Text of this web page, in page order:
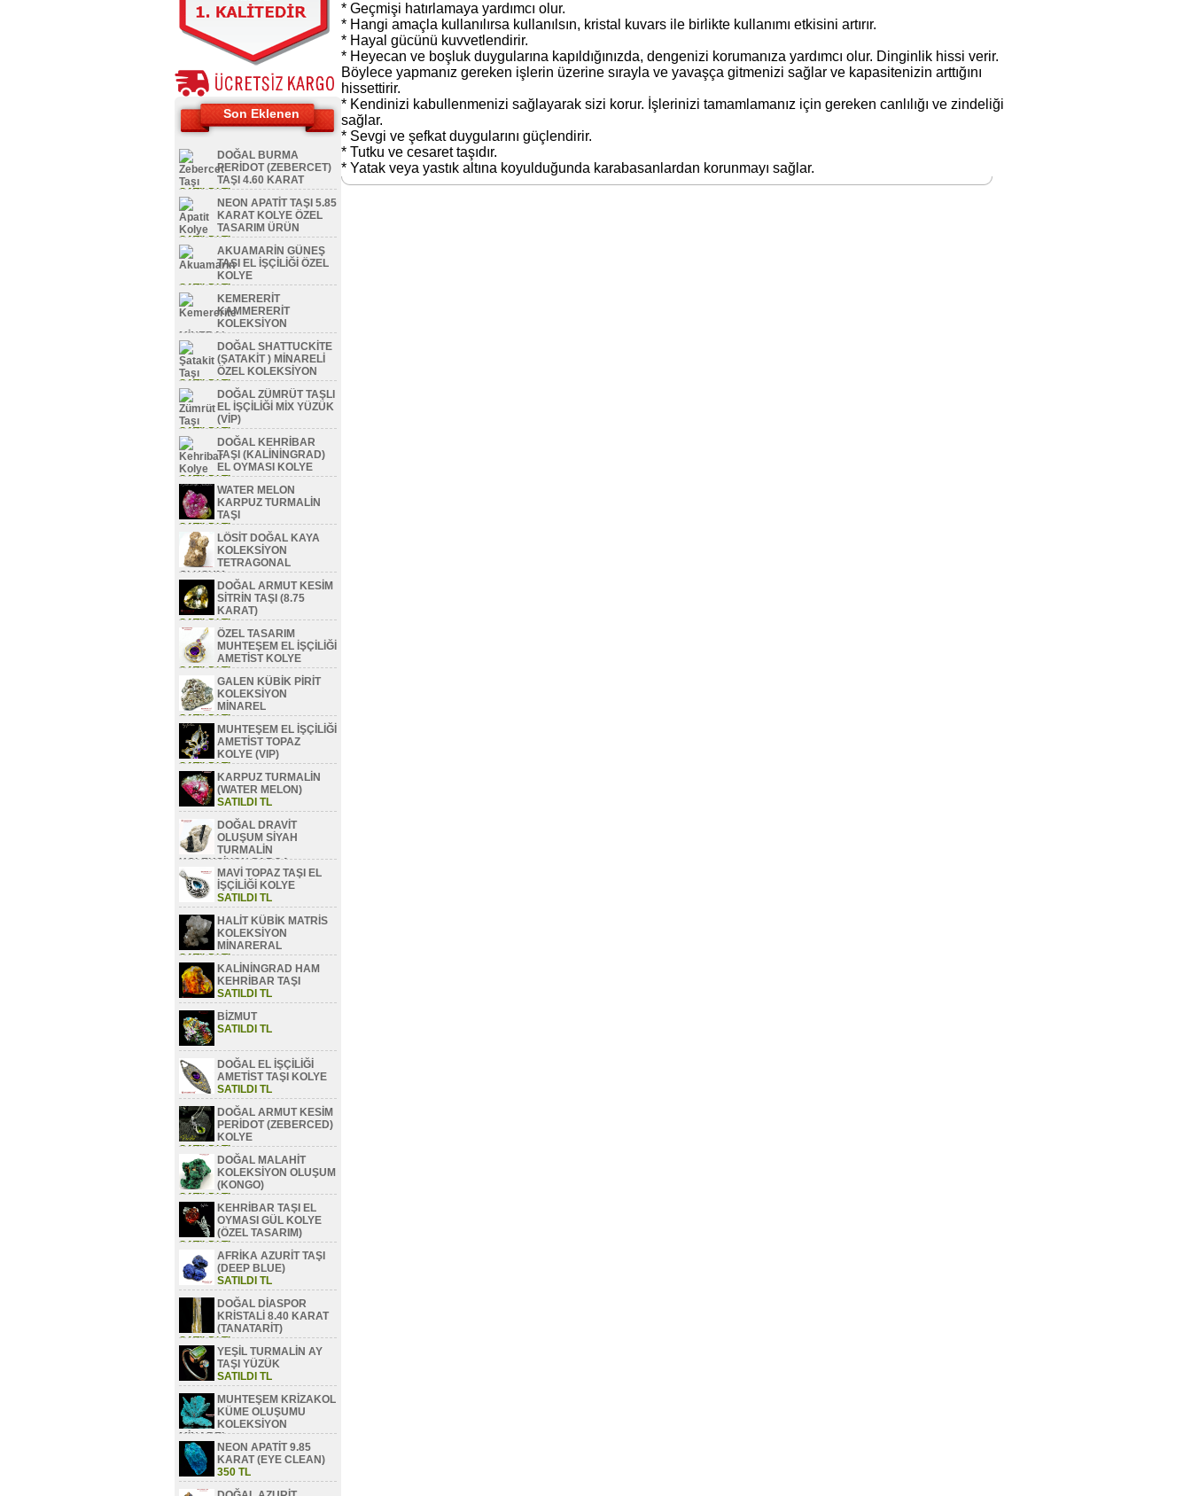
Son Eklenen
DOĞAL BURMA
PERİDOT (ZEBERCET)
TAŞI 4.60 KARAT
SATILDI TL
NEON APATİT TAŞI 5.85
KARAT KOLYE ÖZEL
TASARIM ÜRÜN
SATILDI TL
AKUAMARİN GÜNEŞ
TAŞI EL İŞÇİLİĞİ ÖZEL
KOLYE
SATILDI TL
KEMERERİT
KAMMERERİT
KOLEKSİYON
MİNERAL
SATILDI TLDOĞAL SHATTUCKİTE
(ŞATAKİT ) MİNARELİ
ÖZEL KOLEKSİYON
SATILDI TL
DOĞAL ZÜMRÜT TAŞLI
EL İŞÇİLİĞİ MİX YÜZÜK
(VİP)
SATILDI TL
DOĞAL KEHRİBAR
TAŞI (KALİNİNGRAD)
EL OYMASI KOLYE
SATILDI TL
WATER MELON
KARPUZ TURMALİN
TAŞI
SATILDI TL
LÖSİT DOĞAL KAYA
KOLEKSİYON
TETRAGONAL
OLUŞUM
SATILDI TLDOĞAL ARMUT KESİM
SİTRİN TAŞI (8.75
KARAT)
SATILDI TL
ÖZEL TASARIM
MUHTEŞEM EL İŞÇİLİĞİ
AMETİST KOLYE
SATILDI TL
GALEN KÜBİK PİRİT
KOLEKSİYON
MİNAREL
SATILDI TL
MUHTEŞEM EL İŞÇİLİĞİ
AMETİST TOPAZ
KOLYE (VIP)
SATILDI TL
KARPUZ TURMALİN
(WATER MELON)
SATILDI TL
DOĞAL DRAVİT
OLUŞUM SİYAH
TURMALİN
KOLEKSİYON PARÇA
SATILDI TLMAVİ TOPAZ TAŞI EL
İŞÇİLİĞİ KOLYE
SATILDI TL
HALİT KÜBİK MATRİS
KOLEKSİYON
MİNARERAL
SATILDI TL
KALİNİNGRAD HAM
KEHRİBAR TAŞI
SATILDI TL
BİZMUT
SATILDI TL
DOĞAL EL İŞÇİLİĞİ
AMETİST TAŞI KOLYE
SATILDI TL
DOĞAL ARMUT KESİM
PERİDOT (ZEBERCED)
KOLYE
SATILDI TL
DOĞAL MALAHİT
KOLEKSİYON OLUŞUM
(KONGO)
SATILDI TL
KEHRİBAR TAŞI EL
OYMASI GÜL KOLYE
(ÖZEL TASARIM)
SATILDI TL
AFRİKA AZURİT TAŞI
(DEEP BLUE)
SATILDI TL
DOĞAL DİASPOR
KRİSTALİ 8.40 KARAT
(TANATARİT)
SATILDI TL
YEŞİL TURMALİN AY
TAŞI YÜZÜK
SATILDI TL
MUHTEŞEM KRİZAKOL
KÜME OLUŞUMU
KOLEKSİYON
MİNAREL
SATILDI TLNEON APATİT 9.85
KARAT (EYE CLEAN)
350 TL
* Geçmişi hatırlamaya yardımcı olur.
* Hangi amaçla kullanılırsa kullanılsın, kristal kuvars ile birlikte kullanımı etkisini artırır.
* Hayal gücünü kuvvetlendirir.
* Heyecan ve boşluk duygularına kapıldığınızda, dengenizi korumanıza yardımcı olur. Dinginlik hissi verir.
Böylece yapmanız gereken işlerin üzerine sırayla ve yavaşça gitmenizi sağlar ve kapasitenizin arttığını
hissettirir.
* Kendinizi kabullenmenizi sağlayarak sizi korur. İşlerinizi tamamlamanız için gereken canlılığı ve zindeliği
sağlar.
* Sevgi ve şefkat duygularını güçlendirir.
* Tutku ve cesaret taşıdır.
* Yatak veya yastık altına koyulduğunda karabasanlardan korunmayı sağlar.